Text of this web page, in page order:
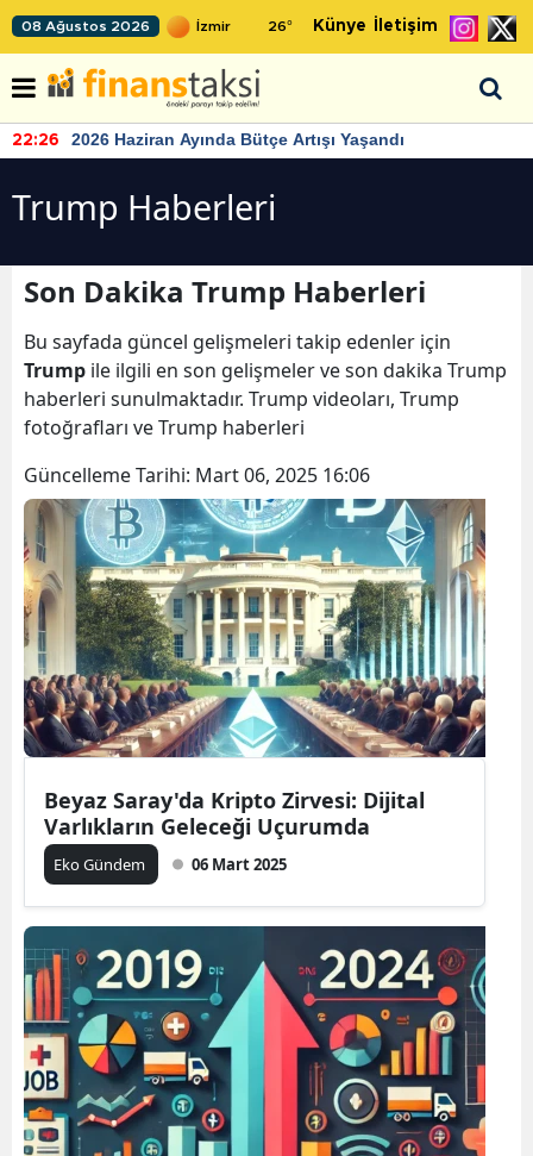
08 Ağustos 2026 26° Künye İletişim
22:26 2026 Haziran Ayında Bütçe Artışı Yaşandı
Trump Haberleri
Son Dakika Trump Haberleri
Bu sayfada güncel gelişmeleri takip edenler için
Trump ile ilgili en son gelişmeler ve son dakika Trump
haberleri sunulmaktadır. Trump videoları, Trump
fotoğrafları ve Trump haberleri
Güncelleme Tarihi: Mart 06, 2025 16:06
Beyaz Saray'da Kripto Zirvesi: Dijital
Varlıkların Geleceği Uçurumda
Eko Gündem 06 Mart 2025